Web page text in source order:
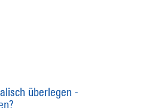
überlegen -